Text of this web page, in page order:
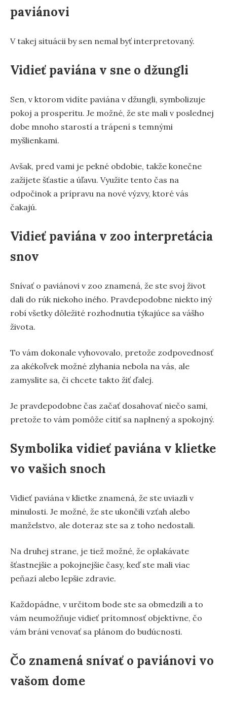
paviánovi
V takej situácii by sen nemal byť interpretovaný.
Vidieť paviána v sne o džungli
Sen, v ktorom vidíte paviána v džungli, symbolizuje
pokoj a prosperitu. Je možné, že ste mali v poslednej
dobe mnoho starostí a trápení s temnými
myšlienkami.
Avšak, pred vami je pekné obdobie, takže konečne
zažijete šťastie a úľavu. Využite tento čas na
odpočinok a prípravu na nové výzvy, ktoré vás
čakajú.
Vidieť paviána v zoo interpretácia
snov
Snívať o paviánovi v zoo znamená, že ste svoj život
dali do rúk niekoho iného. Pravdepodobne niekto iný
robí všetky dôležité rozhodnutia týkajúce sa vášho
života.
To vám dokonale vyhovovalo, pretože zodpovednosť
za akékoľvek možné zlyhania nebola na vás, ale
zamyslite sa, či chcete takto žiť ďalej.
Je pravdepodobne čas začať dosahovať niečo sami,
pretože to vám pomôže cítiť sa naplnený a spokojný.
Symbolika vidieť paviána v klietke
vo vašich snoch
Vidieť paviána v klietke znamená, že ste uviazli v
minulosti. Je možné, že ste ukončili vzťah alebo
manželstvo, ale doteraz ste sa z toho nedostali.
Na druhej strane, je tiež možné, že oplakávate
šťastnejšie a pokojnejšie časy, keď ste mali viac
peňazí alebo lepšie zdravie.
Každopádne, v určitom bode ste sa obmedzili a to
vám neumožňuje vidieť prítomnosť objektívne, čo
vám bráni venovať sa plánom do budúcnosti.
Čo znamená snívať o paviánovi vo
vašom dome